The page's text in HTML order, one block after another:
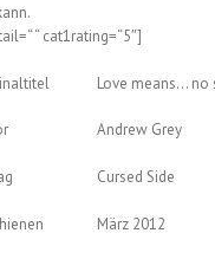
“ cat1rating=“5″]
Love means… no
Andrew Grey
Cursed Side
März 2012